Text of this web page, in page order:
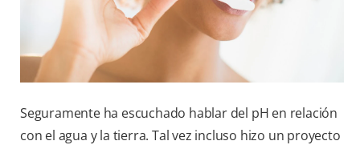
Seguramente ha escuchado hablar del pH en relación
con el agua y la tierra. Tal vez incluso hizo un proyecto